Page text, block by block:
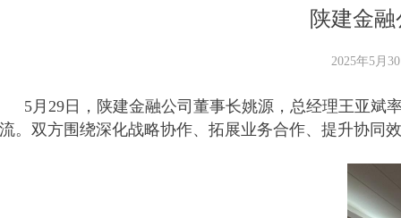
陕建金
5月29日，陕建金融公司董事长姚源，总经理王亚斌
流。双方围绕深化战略协作、拓展业务合作、提升协同
2025年5月